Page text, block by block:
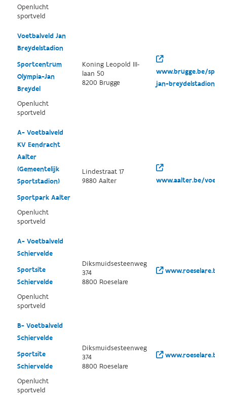
Openlucht
sportveld
Voetbalveld Jan
Breydelstadion
Sportcentrum
Olympia-Jan
Breydel
Openlucht
sportveld
Koning Leopold III-
laan 50
8200 Brugge
www.brugge.be/
jan-breydelstadion
A- Voetbalveld
KV Eendracht
Aalter
(Gemeentelijk
Sportstadion)
Sportpark Aalter
Openlucht
sportveld
Lindestraat 17
9880 Aalter
www.aalter.be/
A- Voetbalveld
Schiervelde
Sportsite
Schiervelde
Openlucht
sportveld
Diksmuidsesteenweg
374
8800 Roeselare
www.roeselare.be/
B- Voetbalveld
Schiervelde
Sportsite
Schiervelde
Openlucht
sportveld
Diksmuidsesteenweg
374
8800 Roeselare
www.roeselare.be/